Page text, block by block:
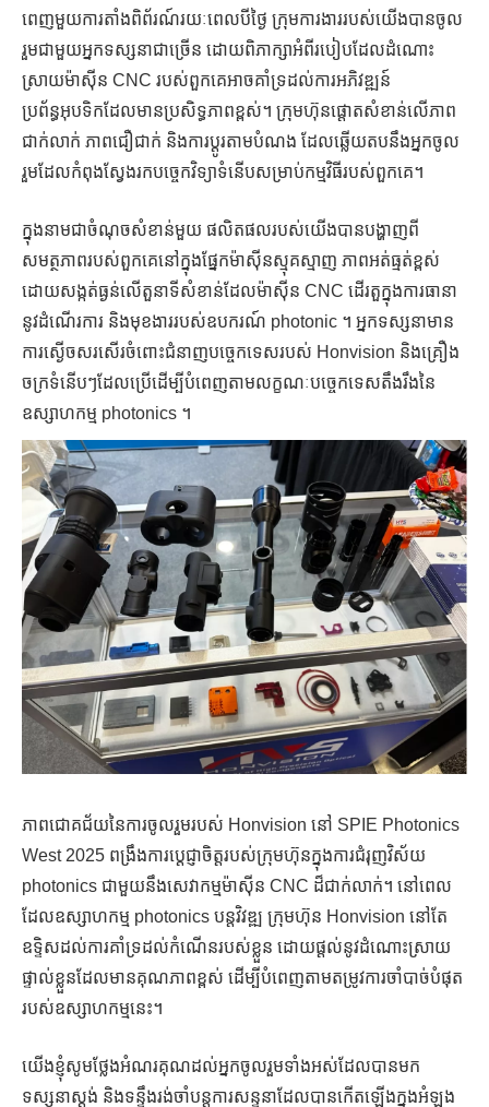
ពេញមួយការតាំងពិព័រណ៍រយៈពេលបីថ្ងៃ ក្រុមការងាររបស់យើងបានចូល
រួមជាមួយអ្នកទស្សនាជាច្រើន ដោយពិភាក្សាអំពីរបៀបដែលដំណោះ
ស្រាយម៉ាស៊ីន CNC របស់ពួកគេអាចគាំទ្រដល់ការអភិវឌ្ឍន៍
ប្រព័ន្ធអុបទិកដែលមានប្រសិទ្ធភាពខ្ពស់។ ក្រុមហ៊ុនផ្តោតសំខាន់លើភាព
ជាក់លាក់ ភាពជឿជាក់ និងការប្ដូរតាមបំណង ដែលឆ្លើយតបនឹងអ្នកចូល
រួមដែលកំពុងស្វែងរកបច្ចេកវិទ្យាទំនើបសម្រាប់កម្មវិធីរបស់ពួកគេ។
ក្នុងនាមជាចំណុចសំខាន់មួយ ផលិតផលរបស់យើងបានបង្ហាញពី
សមត្ថភាពរបស់ពួកគេនៅក្នុងផ្នែកម៉ាស៊ីនស្មុគស្មាញ ភាពអត់ធ្មត់ខ្ពស់
ដោយសង្កត់ធ្ងន់លើតួនាទីសំខាន់ដែលម៉ាស៊ីន CNC ដើរតួក្នុងការធានា
នូវដំណើរការ និងមុខងាររបស់ឧបករណ៍ photonic ។ អ្នកទស្សនាមាន
ការស្ងើចសរសើរចំពោះជំនាញបច្ចេកទេសរបស់ Honvision និងគ្រឿង
ចក្រទំនើបៗដែលប្រើដើម្បីបំពេញតាមលក្ខណៈបច្ចេកទេសតឹងរឹងនៃ
ឧស្សាហកម្ម photonics ។
ភាពជោគជ័យនៃការចូលរួមរបស់ Honvision នៅ SPIE Photonics
West 2025 ពង្រឹងការប្តេជ្ញាចិត្តរបស់ក្រុមហ៊ុនក្នុងការជំរុញវិស័យ
photonics ជាមួយនឹងសេវាកម្មម៉ាស៊ីន CNC ដ៏ជាក់លាក់។ នៅពេល
ដែលឧស្សាហកម្ម photonics បន្តវិវឌ្ឍ ក្រុមហ៊ុន Honvision នៅតែ
ឧទ្ទិសដល់ការគាំទ្រដល់កំណើនរបស់ខ្លួន ដោយផ្តល់នូវដំណោះស្រាយ
ផ្ទាល់ខ្លួនដែលមានគុណភាពខ្ពស់ ដើម្បីបំពេញតាមតម្រូវការចាំបាច់បំផុត
របស់ឧស្សាហកម្មនេះ។
យើងខ្ញុំសូមថ្លែងអំណរគុណដល់អ្នកចូលរួមទាំងអស់ដែលបានមក
ទស្សនាស្តង់ និងទន្ទឹងរង់ចាំបន្តការសន្ទនាដែលបានកើតឡើងក្នុងអំឡុង